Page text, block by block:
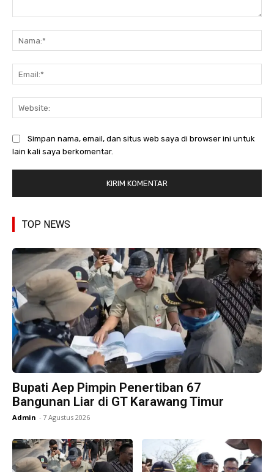
Simpan nama, email, dan situs web saya di browser ini untuk
lain kali saya berkomentar.
TOP NEWS
Bupati Aep Pimpin Penertiban 67
Bangunan Liar di GT Karawang Timur
Admin - 7 Agustus 2026